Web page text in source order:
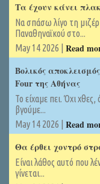
Τα έχουν κάνει
Να σπάσω λίγο τη
Παναθηναϊκού στο...
May 14 2026 | Read
Βολικός
Four της Αθήνας
Το είχαμε πει. Όχι
βγούμε...
May 14 2026 | Read
Θα έρθει χοντρό
Είναι λάθος αυτό που
γίνεται...